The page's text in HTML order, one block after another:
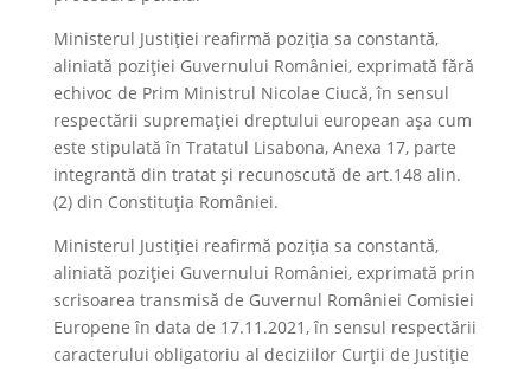
Ministerul Justiției reafirmă poziția sa constantă,
aliniată poziției Guvernului României, exprimată fără
echivoc de Prim Ministrul Nicolae Ciucă, în sensul
respectării supremației dreptului european așa cum
este stipulată în Tratatul Lisabona, Anexa 17, parte
integrantă din tratat și recunoscută de art.148 alin.
(2) din Constituția României.
Ministerul Justiției reafirmă poziția sa constantă,
aliniată poziției Guvernului României, exprimată prin
scrisoarea transmisă de Guvernul României Comisiei
Europene în data de 17.11.2021, în sensul respectării
caracterului obligatoriu al deciziilor Curții de Justiție